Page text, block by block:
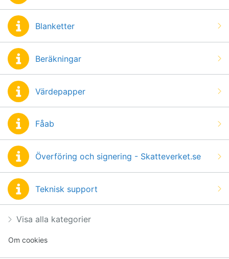
Blanketter
Beräkningar
Värdepapper
Fåab
Överföring och signering - Skatteverket.se
Teknisk support
Visa alla kategorier
Om cookies